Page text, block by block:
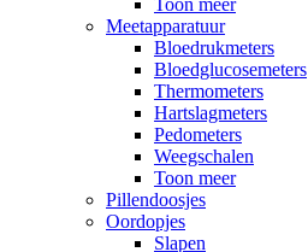
Meetapparatuur
Bloedrukmeters
Bloedglucosemeters
Thermometers
Hartslagmeters
Pedometers
Weegschalen
Toon meer
Pillendoosjes
Oordopjes
Slapen